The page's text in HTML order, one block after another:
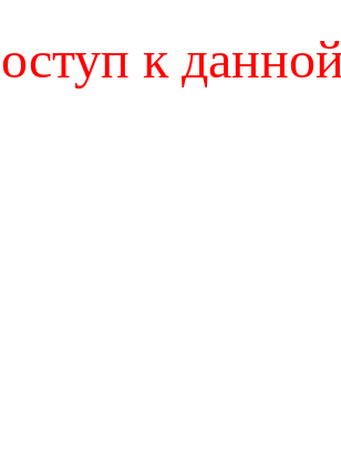
к